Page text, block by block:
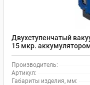
Двухступенчатый
15 мкр.
Производитель:
Артикул:
Габариты изделия, мм: